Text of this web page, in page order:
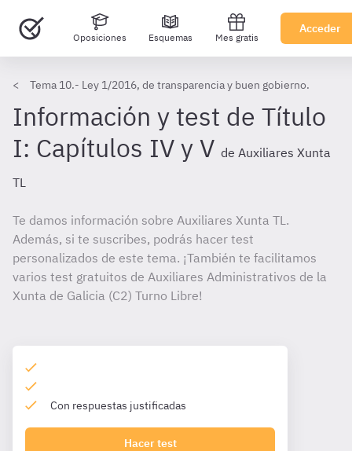
Oposiciones Esquemas Mes gratis
Acceder
Tema 10.- Ley 1/2016, de transparencia y buen gobierno.
Información y test de Título
I: Capítulos IV y V de Auxiliares Xunta
TL
Te damos información sobre Auxiliares Xunta TL.
Además, si te suscribes, podrás hacer test
personalizados de este tema. ¡También te facilitamos
varios test gratuitos de Auxiliares Administrativos de la
Xunta de Galicia (C2) Turno Libre!
Con respuestas justificadas
Hacer test